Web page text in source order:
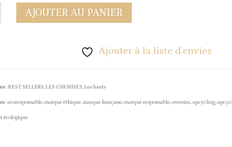
AJOUTER AU PANIER
Ajouter à la liste d’envies
:BEST SELLERS,LES CHEMISES,Les hauts
:ecoresponsable,marque éthique,marque française,marque responsable,oversize,upcycling,
écologique